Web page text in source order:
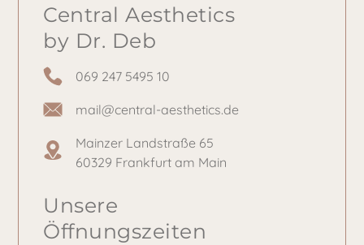
Central Aesthetics
by Dr. Deb
069 247 5495 10
mail@central-aesthetics.de
Mainzer Landstraße 65
60329 Frankfurt am Main
Unsere
Öffnungszeiten